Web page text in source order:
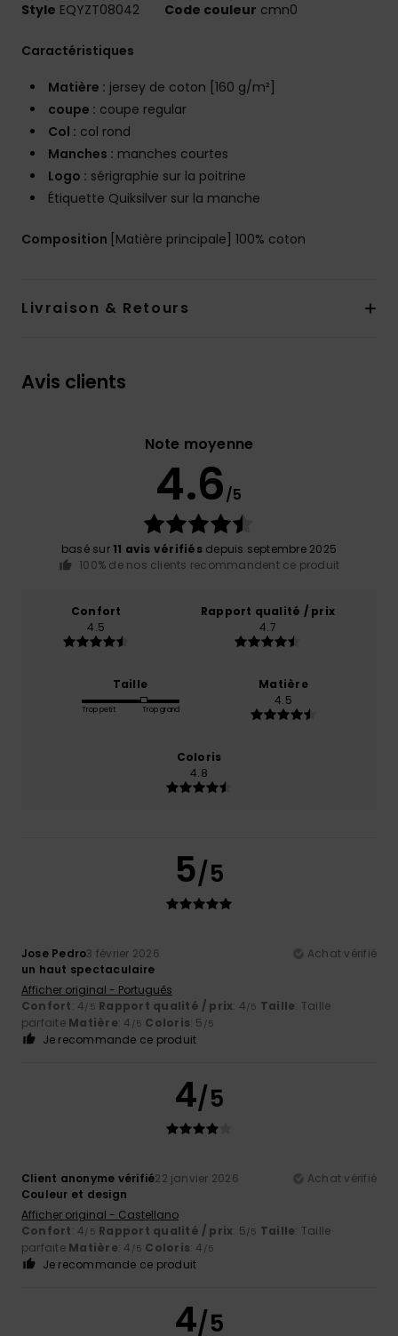
Style EQYZT08042 Code couleur cmn0
Caractéristiques
Matière : jersey de coton [160 g/m²]
coupe : coupe regular
Col : col rond
Manches : manches courtes
Logo : sérigraphie sur la poitrine
Étiquette Quiksilver sur la manche
Composition [Matière principale] 100% coton
Livraison & Retours
Avis clients
Note moyenne
4.6/5
basé sur 11 avis vérifiésdepuis septembre 2025
100% de nos clients recommandent ce produit
Confort
4.5
Rapport qualité / prix
4.7
Taille
Trop petit Trop grand
Matière
4.5
Coloris
4.8
5/5
Jose Pedro3 février 2026
Achat vérifié
un haut spectaculaire
Afficher original - Português
Confort: 4/5 Rapport qualité / prix: 4/5 Taille: Taille
parfaite Matière: 4 /5 Coloris: 5 /5
Je recommande ce produit
4/5
Client anonyme vérifié22 janvier 2026
Achat vérifié
Couleur et design
Afficher original - Castellano
Confort: 4/5 Rapport qualité / prix: 5/5 Taille: Taille
parfaite Matière: 4 /5 Coloris: 4 /5
Je recommande ce produit
4/5